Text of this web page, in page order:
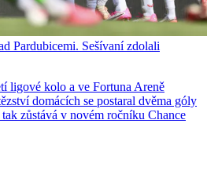
Pardubicemi. Sešívaní zdolali
ligové kolo a ve Fortuna Areně
domácích se postaral dvěma góly
zůstává v novém ročníku Chance